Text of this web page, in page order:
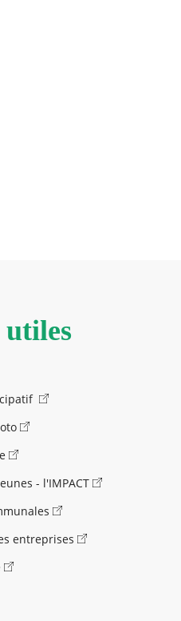
- l'IMPACT
entreprises